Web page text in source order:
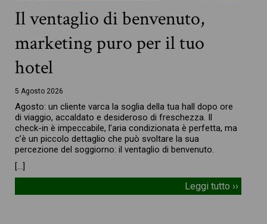
Il ventaglio di benvenuto,
marketing puro per il tuo
hotel
5 Agosto 2026
Agosto: un cliente varca la soglia della tua hall dopo ore
di viaggio, accaldato e desideroso di freschezza. Il
check-in è impeccabile, l’aria condizionata è perfetta, ma
c’è un piccolo dettaglio che può svoltare la sua
percezione del soggiorno: il ventaglio di benvenuto.
[…]
Leggi tutto ››